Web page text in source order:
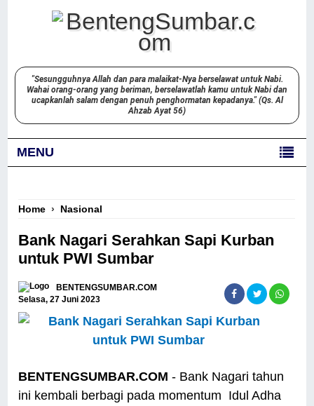
"Sesungguhnya Allah dan para malaikat-Nya berselawat untuk Nabi.
Wahai orang-orang yang beriman, berselawatlah kamu untuk Nabi dan
ucapkanlah salam dengan penuh penghormatan kepadanya." (Qs. Al
Ahzab Ayat 56)
MENU
Home › Nasional
Bank Nagari Serahkan Sapi Kurban
untuk PWI Sumbar
BENTENGSUMBAR.COM
Selasa, 27 Juni 2023
BENTENGSUMBAR.COM - Bank Nagari tahun
ini kembali berbagi pada momentum Idul Adha